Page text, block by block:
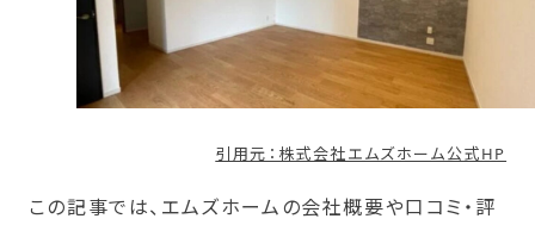
引用元：株式会社エムズホーム公式HP
この記事では、エムズホームの会社概要や口コミ・評